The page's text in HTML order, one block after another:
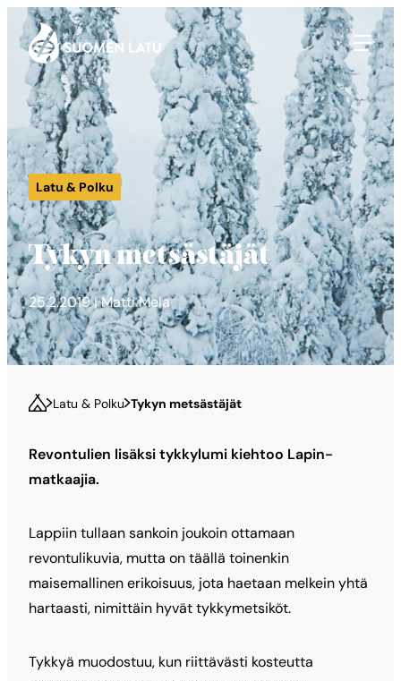
Siirry
suoraan
sisältöön
Suomen Latu
Latu & Polku
Tykyn metsästäjät
25.2.2019 | Matti Mela
Latu & Polku Tykyn metsästäjät
Revontulien lisäksi tykkylumi kiehtoo Lapin-
matkaajia.
Lappiin tullaan sankoin joukoin ottamaan
revontulikuvia, mutta on täällä toinenkin
maisemallinen erikoisuus, jota haetaan melkein yhtä
hartaasti, nimittäin hyvät tykkymetsiköt.
Tykkyä muodostuu, kun riittävästi kosteutta